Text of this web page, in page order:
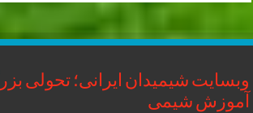
وبسایت شیمیدان ایرانی؛ تحولی
آموزش شیمی